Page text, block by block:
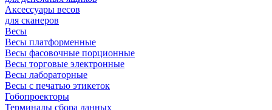
Аксессуары весов
для сканеров
Весы
Весы платформенные
Весы фасовочные порционные
Весы торговые электронные
Весы лабораторные
Весы с печатью этикеток
Гобопроекторы
Терминалы сбора данных